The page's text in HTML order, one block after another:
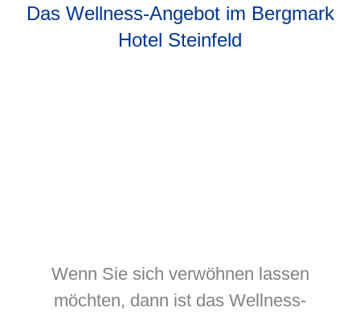
Das Wellness-Angebot im Bergmark
Hotel Steinfeld
Wenn Sie sich verwöhnen lassen
möchten, dann ist das Wellness-